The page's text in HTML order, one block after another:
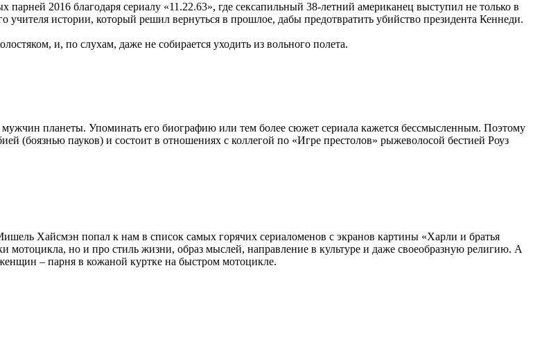
2016 благодаря сериалу «11.22.63», где сексапильный 38-летний американец выступил не только в
истории, который решил вернуться в прошлое, дабы предотвратить убийство президента Кеннеди.
и, по слухам, даже не собирается уходить из вольного полета.
планеты. Упоминать его биографию или тем более сюжет сериала кажется бессмысленным. Поэтому
(боязнью пауков) и состоит в отношениях с коллегой по «Игре престолов» рыжеволосой бестией Роуз
Хайсмэн попал к нам в список самых горячих сериаломенов с экранов картины «Харли и братья
мотоцикла, но и про стиль жизни, образ мыслей, направление в культуре и даже своеобразную религию. А
– парня в кожаной куртке на быстром мотоцикле.